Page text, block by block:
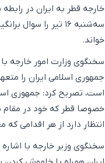
خارجه قطر به ایران در
سه‌شنبه ۱۶ تیر را
خواند.
جمهوری اسلامی ایران را
است، تصریح کرد: جمهوری
خصوصا قطر که خود در مقام
انتظار دارد از هر اقدامی
سخنگوی وزیر خارجه با